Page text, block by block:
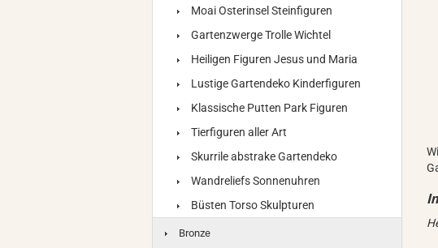
Moai Osterinsel Steinfiguren
Gartenzwerge Trolle Wichtel
Heiligen Figuren Jesus und Maria
Lustige Gartendeko Kinderfiguren
Klassische Putten Park Figuren
Tierfiguren aller Art
Skurrile abstrake Gartendeko
Wandreliefs Sonnenuhren
Büsten Torso Skulpturen
Bronze